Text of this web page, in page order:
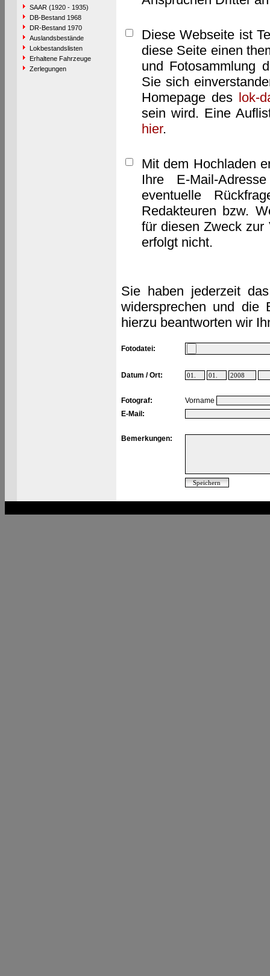
SAAR (1920 - 1935)
DB-Bestand 1968
DR-Bestand 1970
Auslandsbestände
Lokbestandslisten
Erhaltene Fahrzeuge
Zerlegungen
Diese Webseite ist
diese Seite einen
und Fotosammlung
Sie sich
Homepage des lok-
sein wird. Eine
hier.
Mit dem Hochladen
Ihre E-Mail-
eventuelle
Redakteuren bzw.
für diesen Zweck zur
erfolgt nicht.
Sie haben jederzeit
widersprechen und die
hierzu beantworten wir
Fotodatei:
Datum / Ort:
Fotograf:
Vorname
E-Mail:
Bemerkungen: